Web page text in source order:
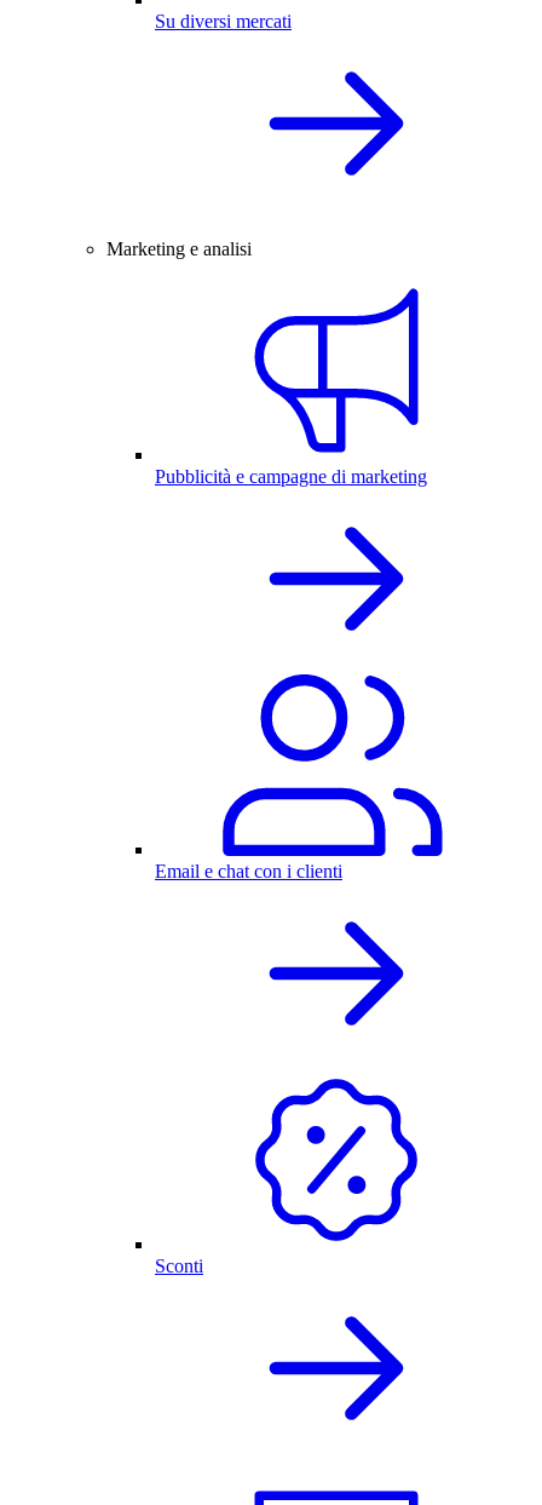
Su diversi mercati
Marketing e analisi
Pubblicità e campagne di marketing
Email e chat con i clienti
Sconti